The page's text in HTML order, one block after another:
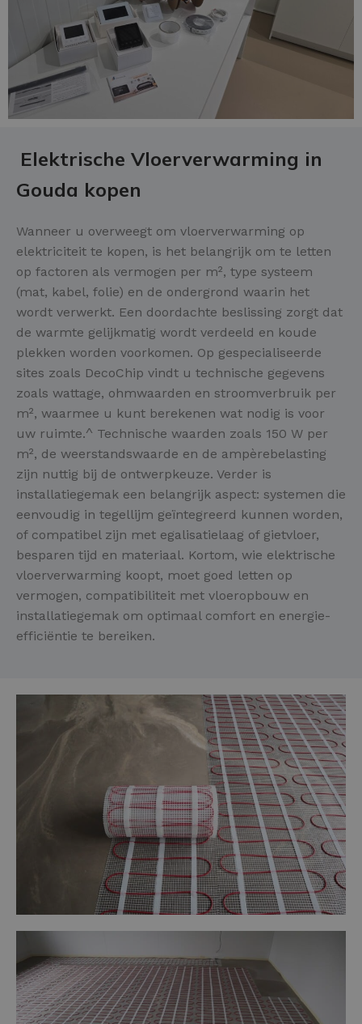
Elektrische Vloerverwarming in
Gouda kopen
Wanneer u overweegt om vloerverwarming op
elektriciteit te kopen, is het belangrijk om te letten
op factoren als vermogen per m², type systeem
(mat, kabel, folie) en de ondergrond waarin het
wordt verwerkt. Een doordachte beslissing zorgt dat
de warmte gelijkmatig wordt verdeeld en koude
plekken worden voorkomen. Op gespecialiseerde
sites zoals DecoChip vindt u technische gegevens
zoals wattage, ohmwaarden en stroomverbruik per
m², waarmee u kunt berekenen wat nodig is voor
uw ruimte.^ Technische waarden zoals 150 W per
m², de weerstandswaarde en de ampèrebelasting
zijn nuttig bij de ontwerpkeuze. Verder is
installatiegemak een belangrijk aspect: systemen die
eenvoudig in tegellijm geïntegreerd kunnen worden,
of compatibel zijn met egalisatielaag of gietvloer,
besparen tijd en materiaal. Kortom, wie elektrische
vloerverwarming koopt, moet goed letten op
vermogen, compatibiliteit met vloeropbouw en
installatiegemak om optimaal comfort en energie-
efficiëntie te bereiken.